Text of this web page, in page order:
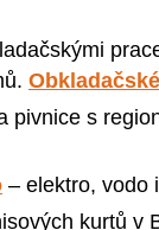
pivnice s
– elektro, vodo
kurtů v